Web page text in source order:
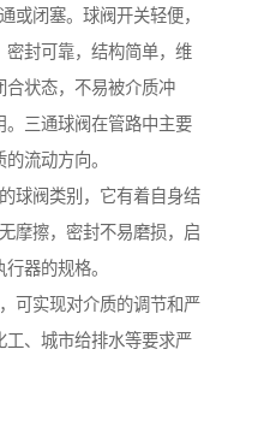
或闭塞。球阀开关轻便，
封可靠，结构简单，维
合状态，不易被介质冲
三通球阀在管路中主要
流动方向。
球阀类别，它有着自身结
摩擦，密封不易磨损，启
器的规格。
可实现对介质的调节和严
工、城市给排水等要求严